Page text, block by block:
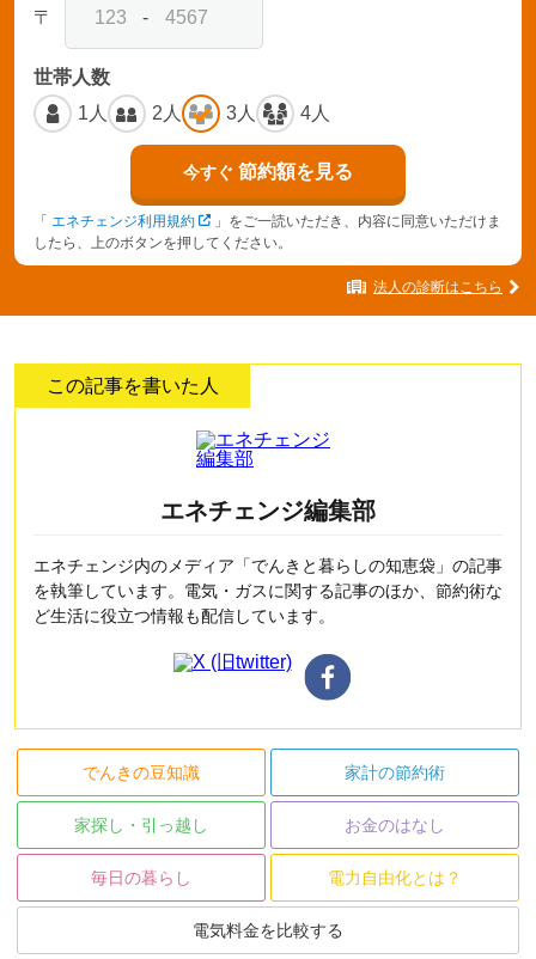
〒 -
世帯人数
1人
2人 3人 4人
今すぐ 節約額を見る
「 エネチェンジ利用規約
」をご一読いただき、内容に同意いただけま
したら、上のボタンを押してください。
法人の診断はこちら
この記事を書いた人
エネチェンジ編集部
エネチェンジ内のメディア「でんきと暮らしの知恵袋」の記事
を執筆しています。電気・ガスに関する記事のほか、節約術な
ど生活に役立つ情報も配信しています。
でんきの豆知識 家計の節約術
家探し・引っ越し お金のはなし
毎日の暮らし 電力自由化とは？
電気料金を比較する